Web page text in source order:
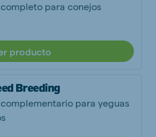
completo para conejos
producto
Breeding
complementario para yeguas